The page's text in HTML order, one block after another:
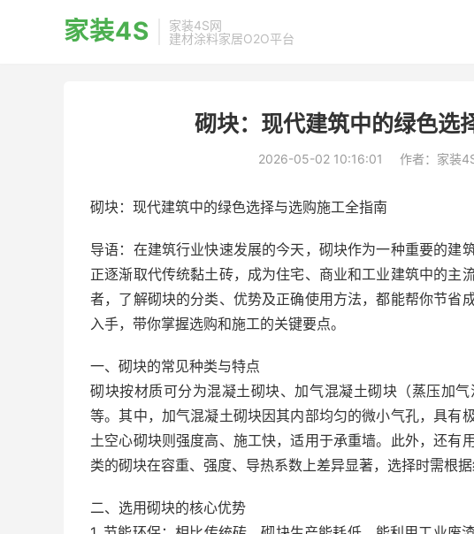
家装4S
家装4S网
建材涂料家居O2O平台
砌块：现代建筑中的绿色选
2026-05-02 10:16:01 作者：家装
砌块：现代建筑中的绿色选择与选购施工全指南
导语：在建筑行业快速发展的今天，砌块作为一种重要的建
正逐渐取代传统黏土砖，成为住宅、商业和工业建筑中的主
者，了解砌块的分类、优势及正确使用方法，都能帮你节省
入手，带你掌握选购和施工的关键要点。
一、砌块的常见种类与特点
砌块按材质可分为混凝土砌块、加气混凝土砌块（蒸压加
等。其中，加气混凝土砌块因其内部均匀的微小气孔，具有
土空心砌块则强度高、施工快，适用于承重墙。此外，还有
类的砌块在容重、强度、导热系数上差异显著，选择时需根
二、选用砌块的核心优势